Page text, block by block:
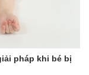
pháp khi bé bị